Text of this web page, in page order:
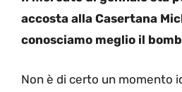
accosta alla Casertana
conosciamo meglio il
Non è di certo un momento